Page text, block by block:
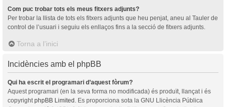
Com puc trobar tots els meus fitxers adjunts?
Per trobar la llista de tots els fitxers adjunts que heu penjat, aneu al Tauler de
control de l’usuari i seguiu els enllaços fins a la secció de fitxers adjunts.
Torna a l’inici
Incidències amb el phpBB
Qui ha escrit el programari d’aquest fòrum?
Aquest programari (en la seva forma no modificada) és produït, llançat i és
copyright phpBB Limited . Es proporciona sota la GNU Llicència Pública